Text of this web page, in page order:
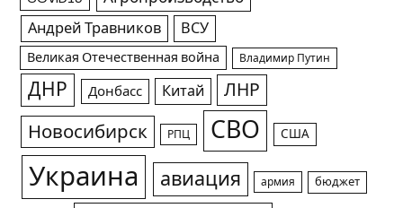
Андрей Травников ВСУ
Великая Отечественная война Владимир Путин
ДНР Донбасс Китай ЛНР
Новосибирск РПЦ СВО США
Украина авиация армия бюджет